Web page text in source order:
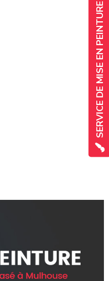
SERVICE DE MISE EN PEINTURE